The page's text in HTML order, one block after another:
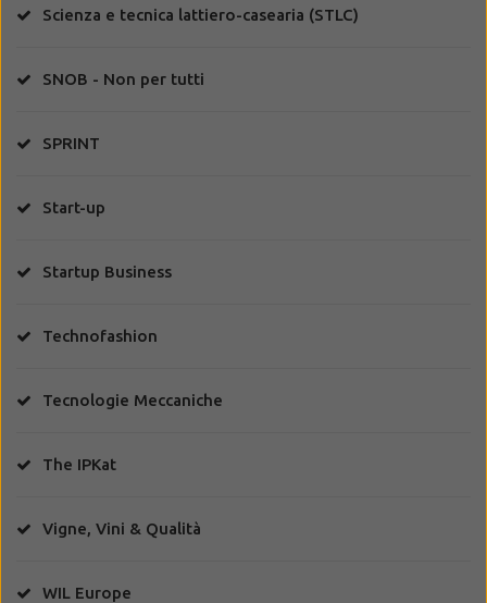
Scienza e tecnica lattiero-casearia (STLC)
SNOB - Non per tutti
SPRINT
Start-up
Startup Business
Technofashion
Tecnologie Meccaniche
The IPKat
Vigne, Vini & Qualità
WIL Europe